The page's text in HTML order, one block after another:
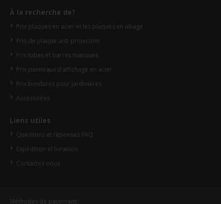
À la recherche de?
Prix plaques en acier et les plaques en alliage
Pris de plaque anti-projection
Prix tubes et barres massives
Prix panneaux d'affichage en acier
Prix bordures pour jardinières
Accessoires
Liens utiles
Questions et réponses FAQ
Expédition et livraison
Contactez-nous
Méthodes de payement: